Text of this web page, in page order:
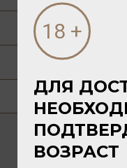
ГАСТРОНОМИЯ
О ПРОИЗВОДИТЕЛЕ
ГДЕ КУПИТЬ?
ВАМ ТАКЖЕ
ДЛЯ
ВОЗРАСТ